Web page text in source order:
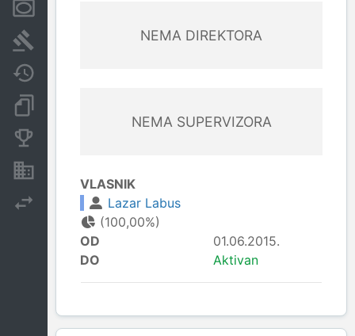
NEMA DIREKTORA
NEMA SUPERVIZORA
VLASNIK
Lazar Labus
(100,00%)
OD
01.06.2015.
DO
Aktivan